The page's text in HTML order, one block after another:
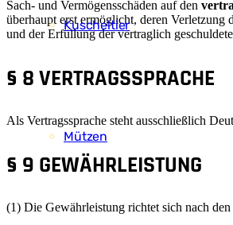
Kuscheltier
Mützen
Sach- und Vermögensschäden auf den
überhaupt erst ermöglicht, deren
und der Erfüllung der vertraglich
§ 8 VERTRAGSSPRACHE
Als Vertragssprache steht ausschließlich
§ 9 GEWÄHRLEISTUNG
(1) Die Gewährleistung richtet sich nach